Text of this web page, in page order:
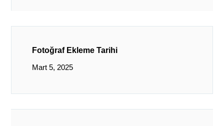
Fotoğraf Ekleme Tarihi
Mart 5, 2025